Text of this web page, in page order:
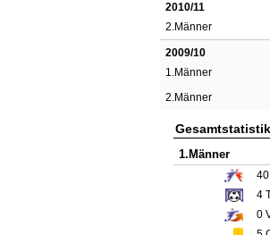
2010/11
2.Männer
2009/10
1.Männer
2.Männer
Gesamtstatistik
1.Männer
40
4
0